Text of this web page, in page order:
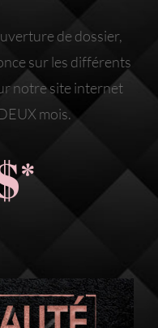
de dossier,
sur les différents
notre site internet
mois.
*